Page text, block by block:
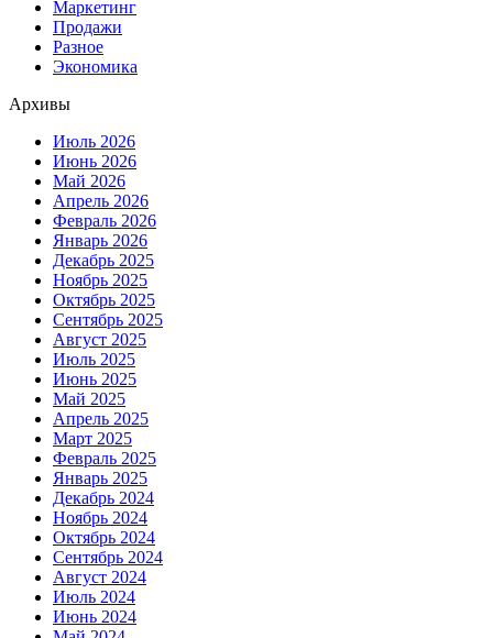
Маркетинг
Продажи
Разное
Экономика
Архивы
Июль 2026
Июнь 2026
Май 2026
Апрель 2026
Февраль 2026
Январь 2026
Декабрь 2025
Ноябрь 2025
Октябрь 2025
Сентябрь 2025
Август 2025
Июль 2025
Июнь 2025
Май 2025
Апрель 2025
Март 2025
Февраль 2025
Январь 2025
Декабрь 2024
Ноябрь 2024
Октябрь 2024
Сентябрь 2024
Август 2024
Июль 2024
Июнь 2024